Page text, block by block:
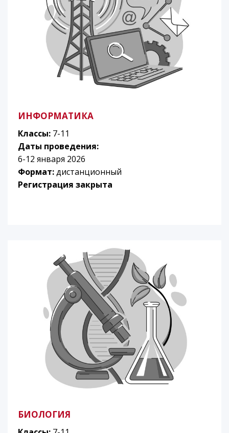
ИНФОРМАТИКА
Классы: 7-11
Даты проведения:
6-12 января 2026
Формат:дистанционный
Регистрация закрыта
БИОЛОГИЯ